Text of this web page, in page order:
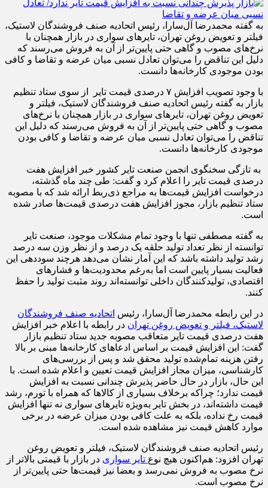
به گفته محمدرضا آل‌سارا، رئیس اتحادیه صنف فروشندگان لاستیک،
فیلتر و تعویض روغن تهران، تایرهای سواری در بازار همچنان با
نرخ‌های مصوب و گاهی حتی پایین‌تر از آن به فروش می‌رسند که
دلیل این تناقض را می‌توان تعادل نسبی میان عرضه و تقاضا و کافی
بودن موجودی کارخانه‌ها دانست.
با وجود تصویب افزایش ۷ درصدی قیمت تایر از سوی ستاد تنظیم
بازار به گفته رئیس اتحادیه صنف فروشندگان لاستیک، فیلتر و
تعویض روغن تهران، تایرهای سواری در بازار همچنان با نرخ‌های
مصوب و گاهی حتی پایین‌تر از آن به فروش می‌رسند که دلیل این
تناقض را می‌توان تعادل نسبی میان عرضه و تقاضا و کافی بودن
موجودی کارخانه‌ها دانست.
به تازگی سخنگوی انجمن صنعت تایر کشور خبر افزایش هفت
درصدی قیمت تایر را اعلام کرد و گفت: طی چند ماه گذشته،
درخواست افزایش قیمت‌ها به مراجع ذی‌ربط ارائه شد که با مصوبه
ستاد تنظیم بازار، مجوز افزایش هفت درصدی قیمت‌ها صادر شده
است.
به گفته مصطفی تنها با وجود تمام مشکلات موجود، صنعت تایر
توانسته از نظر تعداد تولید حلقه یک درصد و از نظر وزن سه درصد
رشد تولید داشته باشد که این آمار نشان می‌دهد هرچند سوددهی این
فعالیت بسیار پایین است اما به‌رغم محدودیت‌ها و فشارهای
اقتصادی، تولیدکنندگان داخلی توانسته‌اند روند مثبت تولید را حفظ
کنند.
در این رابطه محمدرضا آل‌سارا، رئیس اتحادیه صنف فروشندگان
لاستیک، فیلتر و تعویض روغن تهران در رابطه با اعلام خبر افزایش
هفت درصدی قیمت تایر متعاقب مصوبه جدید ستاد تنظیم بازار
گفت: این افزایش قیمت بر اساس ادعاهای کارخانه‌ها مبنی بر بالا
رفتن هزینه تمام‌شده تولید محقق شد و پس از بررسی‌های
کارشناسی، میزان مجاز افزایش قیمت تعیین و اعلام شده است. با
این حال، بازار در حال حاضر پذیرش چندانی نسبت به افزایش
قیمت ندارد؛ چراکه برخلاف بسیاری از کالاها که همراه با تورم، رشد
قیمت داشته‌اند، در بخش تایر به‌ویژه تایرهای سواری نه تنها افزایش
قیمت رخ نداده، بلکه به علت کافی بودن میزان عرضه در برخی
موارد کاهش قیمت نیز مشاهده شده است.
رئیس اتحادیه صنف فروشندگان لاستیک، فیلتر و تعویض روغن
تهران افزود: هم‌اکنون هیچ نوع تایر سواری در بازار با قیمتی بالاتر از
نرخ مصوب به فروش نمی‌رسد و بعضا نیز قیمت‌ها حتی پایین‌تر از
نرخ مصوب است.